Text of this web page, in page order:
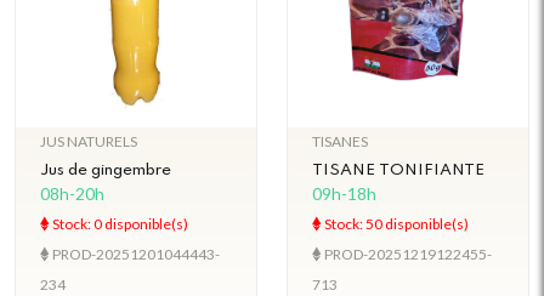
JUS NATURELS
Jus de gingembre
08h-20h
Stock: 0 disponible(s)
PROD-20251201044443-
234
TISANES
TISANE TONIFIANTE
09h-18h
Stock: 50 disponible(s)
PROD-20251219122455-
713